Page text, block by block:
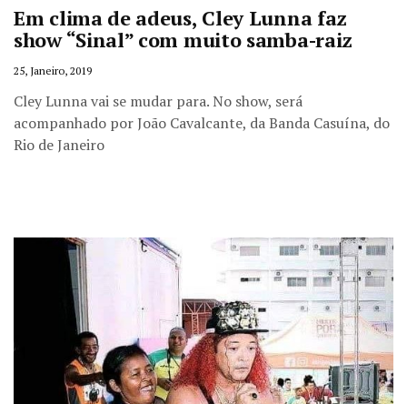
Em clima de adeus, Cley Lunna faz
show “Sinal” com muito samba-raiz
25, Janeiro, 2019
Cley Lunna vai se mudar para. No show, será
acompanhado por João Cavalcante, da Banda Casuína, do
Rio de Janeiro